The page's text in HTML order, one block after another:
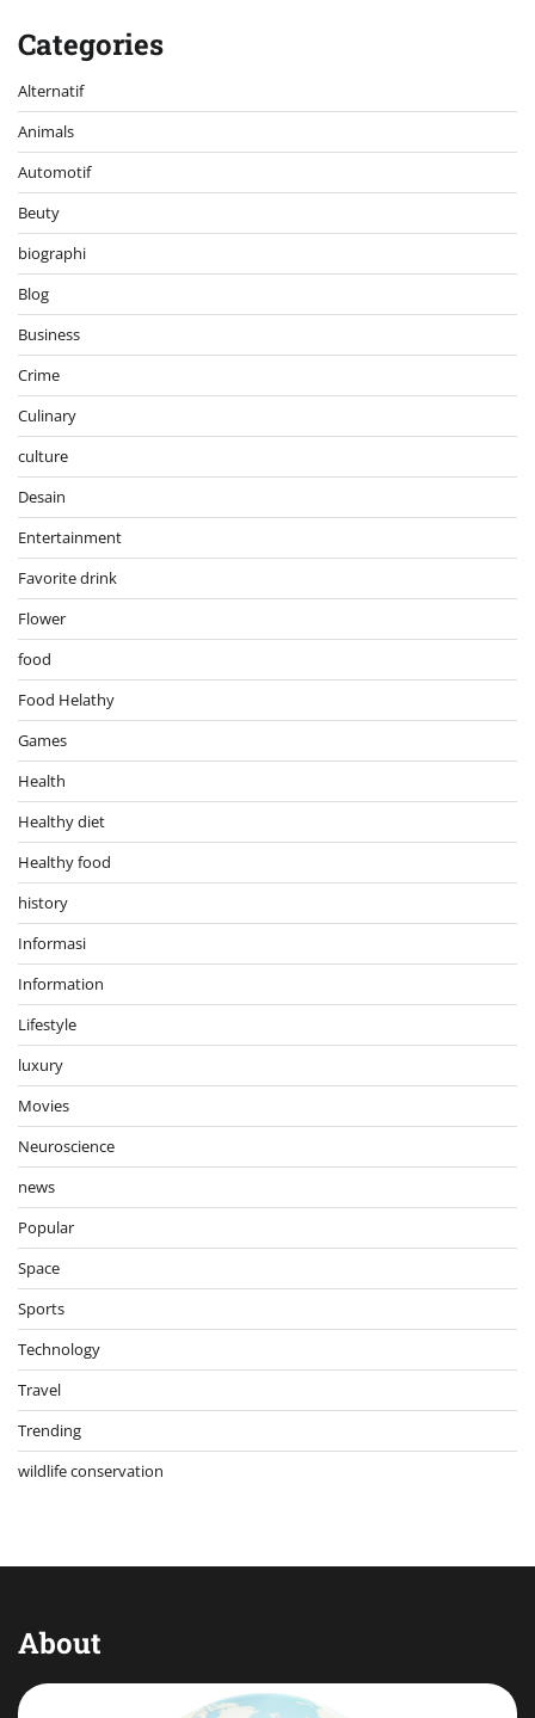
Categories
Alternatif
Animals
Automotif
Beuty
biographi
Blog
Business
Crime
Culinary
culture
Desain
Entertainment
Favorite drink
Flower
food
Food Helathy
Games
Health
Healthy diet
Healthy food
history
Informasi
Information
Lifestyle
luxury
Movies
Neuroscience
news
Popular
Space
Sports
Technology
Travel
Trending
wildlife conservation
About